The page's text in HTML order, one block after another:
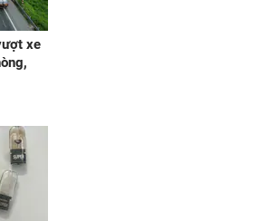
xe